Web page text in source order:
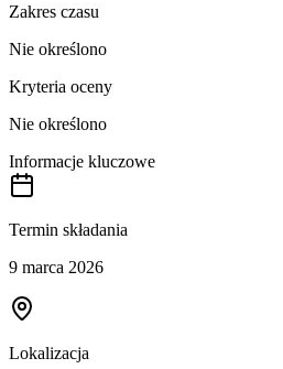
Zakres czasu
Nie określono
Kryteria oceny
Nie określono
Informacje kluczowe
Termin składania
9 marca 2026
Lokalizacja